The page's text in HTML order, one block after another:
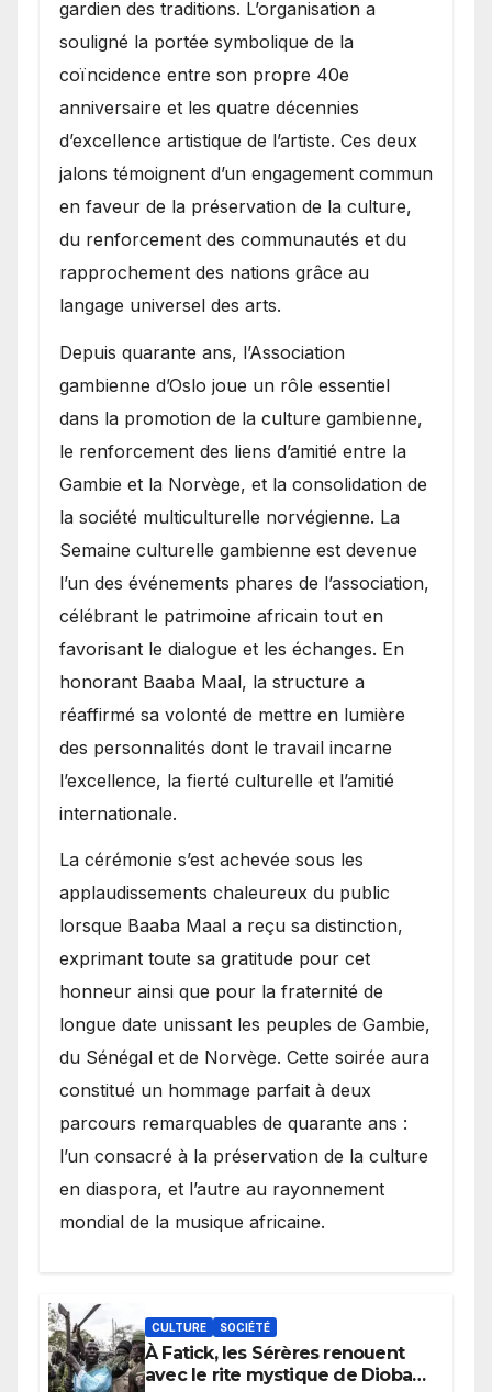
gardien des traditions. L’organisation a
souligné la portée symbolique de la
coïncidence entre son propre 40e
anniversaire et les quatre décennies
d’excellence artistique de l’artiste. Ces deux
jalons témoignent d’un engagement commun
en faveur de la préservation de la culture,
du renforcement des communautés et du
rapprochement des nations grâce au
langage universel des arts.
​Depuis quarante ans, l’Association
gambienne d’Oslo joue un rôle essentiel
dans la promotion de la culture gambienne,
le renforcement des liens d’amitié entre la
Gambie et la Norvège, et la consolidation de
la société multiculturelle norvégienne. La
Semaine culturelle gambienne est devenue
l’un des événements phares de l’association,
célébrant le patrimoine africain tout en
favorisant le dialogue et les échanges. En
honorant Baaba Maal, la structure a
réaffirmé sa volonté de mettre en lumière
des personnalités dont le travail incarne
l’excellence, la fierté culturelle et l’amitié
internationale.
​La cérémonie s’est achevée sous les
applaudissements chaleureux du public
lorsque Baaba Maal a reçu sa distinction,
exprimant toute sa gratitude pour cet
honneur ainsi que pour la fraternité de
longue date unissant les peuples de Gambie,
du Sénégal et de Norvège. Cette soirée aura
constitué un hommage parfait à deux
parcours remarquables de quarante ans :
l’un consacré à la préservation de la culture
en diaspora, et l’autre au rayonnement
mondial de la musique africaine.
CULTURE SOCIÉTÉ
À Fatick, les Sérères renouent
avec le rite mystique de Diobaye